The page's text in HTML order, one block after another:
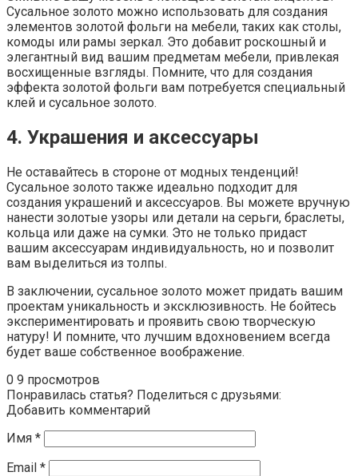
Сусальное золото можно использовать для создания
элементов золотой фольги на мебели, таких как столы,
комоды или рамы зеркал. Это добавит роскошный и
элегантный вид вашим предметам мебели, привлекая
восхищенные взгляды. Помните, что для создания
эффекта золотой фольги вам потребуется специальный
клей и сусальное золото.
4. Украшения и аксессуары
Не оставайтесь в стороне от модных тенденций!
Сусальное золото также идеально подходит для
создания украшений и аксессуаров. Вы можете вручную
нанести золотые узоры или детали на серьги, браслеты,
кольца или даже на сумки. Это не только придаст
вашим аксессуарам индивидуальность, но и позволит
вам выделиться из толпы.
В заключении, сусальное золото может придать вашим
проектам уникальность и эксклюзивность. Не бойтесь
экспериментировать и проявить свою творческую
натуру! И помните, что лучшим вдохновением всегда
будет ваше собственное воображение.
0 9 просмотров
Понравилась статья? Поделиться с друзьями:
Добавить комментарий
Имя *
Email *